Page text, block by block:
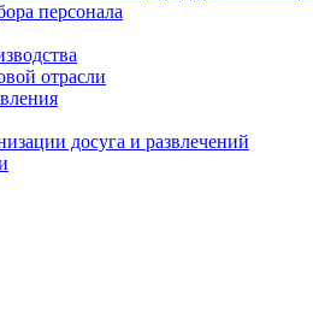
персонала
отрасли
досуга и развлечений